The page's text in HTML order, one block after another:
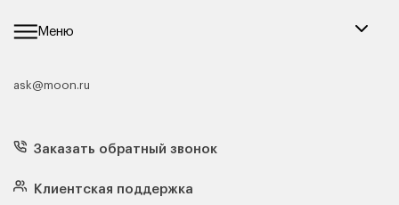
Меню
Каталог мебели
Кресла
Матрасы
Подушки
Чехлы и наматрасники
ask@moon.ru
Заказать обратный звонок
Клиентская поддержка